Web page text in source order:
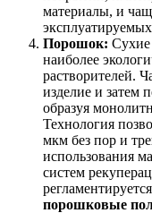
материалы, и
Порошок: Сухие
наиболее
растворителей.
изделие и затем
образуя
Технология
мкм без пор и
использования
систем
регламентируется
порошковые